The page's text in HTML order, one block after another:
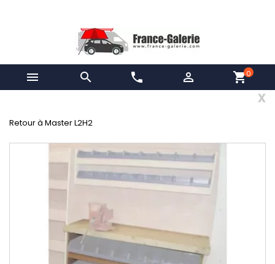
  phone  shopping_cart0
x
Retour à Master L2H2